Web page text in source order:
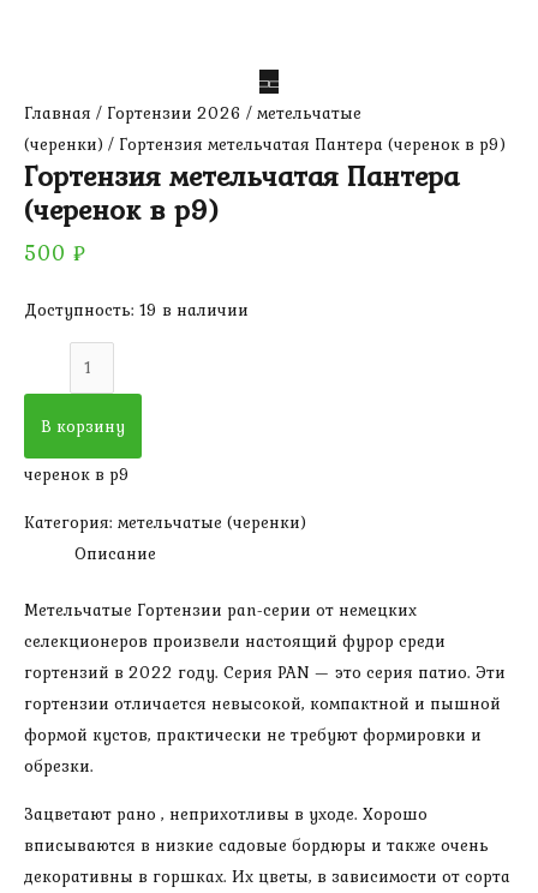
Главная / Гортензии 2026 / метельчатые
(черенки) / Гортензия метельчатая Пантера (черенок в р9)
Гортензия метельчатая Пантера
(черенок в р9)
500 ₽
Доступность: 19 в наличии
Количество
товара
Гортензия
Пантера
(черенок
В корзину
черенок в р9
Категория: метельчатые (черенки)
Описание
Метельчатые Гортензии pan-серии от немецких
селекционеров произвели настоящий фурор среди
гортензий в 2022 году. Серия PAN — это серия патио. Эти
гортензии отличается невысокой, компактной и пышной
формой кустов, практически не требуют формировки и
обрезки.
Зацветают рано , неприхотливы в уходе. Хорошо
вписываются в низкие садовые бордюры и также очень
декоративны в горшках. Их цветы, в зависимости от сорта